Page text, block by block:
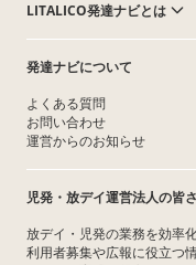
LITALICO発達ナビとは
発達ナビについて
よくある質問
お問い合わせ
運営からのお知らせ
児発・放デイ運営法人の皆
放デイ・児発の業務を効率
利用者募集や広報に役立つ